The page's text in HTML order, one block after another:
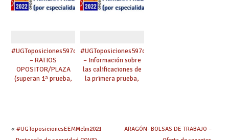
#UGToposiciones597clm2022
– RATIOS
OPOSITOR/PLAZA
(superan 1ª prueba,
#UGToposiciones597clm2022
– Información sobre
las calificaciones de
la primera prueba,
« #UGToposicionesEEMMclm2021
ARAGÓN- BOLSAS DE TRABAJO –